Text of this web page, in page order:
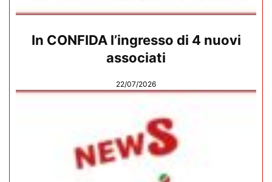
In CONFIDA l’ingresso di 4 nuovi
associati
22/07/2026